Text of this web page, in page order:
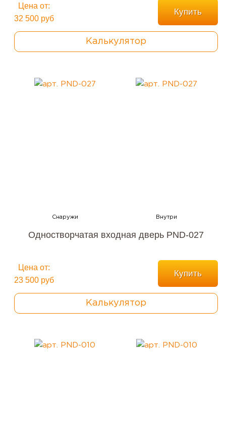
Цена от:
32 500 руб
Купить
Калькулятор
Одностворчатая входная дверь PND-027
Цена от:
23 500 руб
Купить
Калькулятор